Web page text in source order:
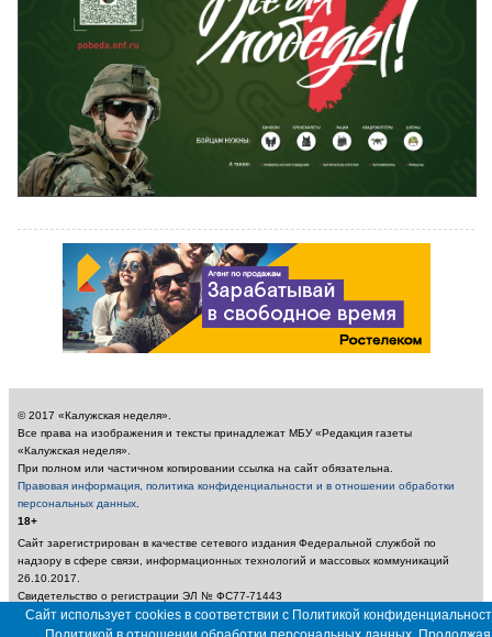
© 2017 «Калужская неделя».
Все права на изображения и тексты принадлежат МБУ «Редакция газеты
«Калужская неделя».
При полном или частичном копировании ссылка на сайт обязательна.
Правовая информация, политика конфиденциальности и в отношении обработки
персональных данных
18+
Сайт зарегистрирован в качестве сетевого издания Федеральной службой по
надзору в сфере связи, информационных технологий и массовых коммуникаций
26.10.2017.
Свидетельство о регистрации ЭЛ № ФС77-71443
Учредитель: Муниципальное бюджетное учреждение «Редакция газеты «Калужская
неделя»
Сайт использует cookies в соответствии с Политикой